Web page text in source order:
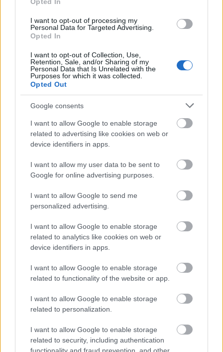
I want to opt-out of processing my
Personal Data for Targeted Advertising.
Opted In
I want to opt-out of Collection, Use,
Retention, Sale, and/or Sharing of my
Personal Data that Is Unrelated with the
Purposes for which it was collected.
Opted Out
Google consents
I want to allow Google to enable storage
related to advertising like cookies on web or
device identifiers in apps.
I want to allow my user data to be sent to
Google for online advertising purposes.
I want to allow Google to send me
personalized advertising.
I want to allow Google to enable storage
related to analytics like cookies on web or
device identifiers in apps.
I want to allow Google to enable storage
related to functionality of the website or app.
I want to allow Google to enable storage
related to personalization.
I want to allow Google to enable storage
related to security, including authentication
színvonalúak voltak. Az előző években Hudiék és a
Krétakör szerepelt a fesztiválon, az utóbbi mindig
zajos sikert aratva (most Frenákék voltak itt egy
régebbi előadásukkal, s a táncszekció magas
színvonalához méltóan szerepeltek; fellépésükkor,
ahogy mondani szokás, "a csilláron is lógtak"). Peter
Weiss Marat/Sade-jából (ebben a formában közölték
a címet; nos, az előadás is ennyire blikkfangos,
ötletes volt) a bolgár Javor Gardev rendezett egy
majdnem nézhetetlenül modoros produkciót,
gondolom, arra számítva, hogy a videotechnika és a
nagyon lelassított, folyamatos horizontális
színészmozgások majd csak indukálnak valami
feszültséget; megvallom, valamikor a harmadik óra
táján elvesztettem a fonalat, s azt hiszem, ezzel nem
voltam egyedül.
{kozep}A revizor Alvis Hermanis rendezésében Gints
Malderis felvétele{/kozep}
Grzegorz Jarzyna rendezte 4.48 Psychosis. Sarah
Kane utolsó drámája egy depressziós nő végóráinak
öngyilkosságig vezető út költői nyelven ritmizált
krónikája. Visszaszámlálás, amelynek során a
zsótérosan sivár, hatalmas színpad (mintha a
Trafóban lennénk) hol kórházat, hol lakószobát, hol
utcasarkot jelző dzsungelében sorra-rendre